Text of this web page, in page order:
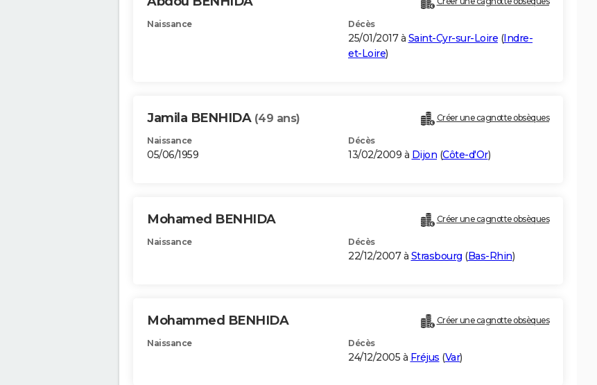
Naissance Décès
25/01/2017 à Saint-Cyr-sur-Loire (Indre-
et-Loire)
Jamila BENHIDA (49 ans) Créer une cagnotte obsèques
Naissance
05/06/1959
Décès
13/02/2009 à Dijon (Côte-d'Or)
Mohamed BENHIDA Créer une cagnotte obsèques
Naissance Décès
22/12/2007 à Strasbourg (Bas-Rhin)
Mohammed BENHIDA Créer une cagnotte obsèques
Naissance Décès
24/12/2005 à Fréjus (Var)